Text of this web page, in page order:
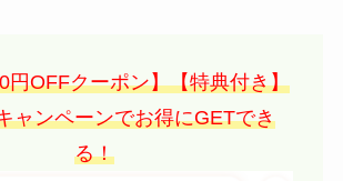
円OFFクーポン】【特典付き】
ャンペーンでお得にGETでき
る！